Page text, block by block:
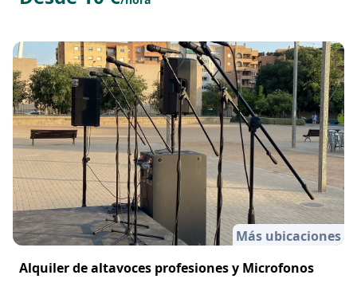
Más ubicaciones
Alquiler de altavoces profesiones y Microfonos